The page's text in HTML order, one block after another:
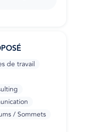
de travail
/ Sommets